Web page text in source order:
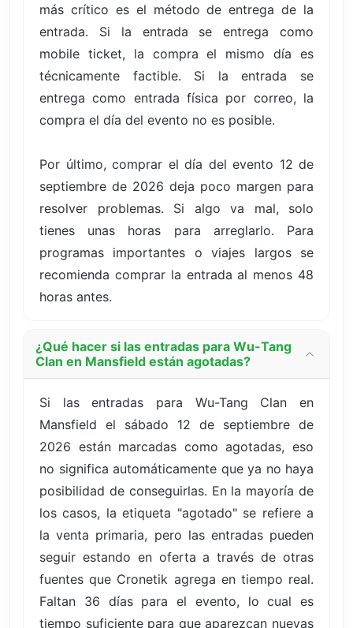
más crítico es el método de entrega de la
entrada. Si la entrada se entrega como
mobile ticket, la compra el mismo día es
técnicamente factible. Si la entrada se
entrega como entrada física por correo, la
compra el día del evento no es posible.
Por último, comprar el día del evento 12 de
septiembre de 2026 deja poco margen para
resolver problemas. Si algo va mal, solo
tienes unas horas para arreglarlo. Para
programas importantes o viajes largos se
recomienda comprar la entrada al menos 48
horas antes.
¿Qué hacer si las entradas para Wu-Tang
Clan en Mansfield están agotadas?
Si las entradas para Wu-Tang Clan en
Mansfield el sábado 12 de septiembre de
2026 están marcadas como agotadas, eso
no significa automáticamente que ya no haya
posibilidad de conseguirlas. En la mayoría de
los casos, la etiqueta "agotado" se refiere a
la venta primaria, pero las entradas pueden
seguir estando en oferta a través de otras
fuentes que Cronetik agrega en tiempo real.
Faltan 36 días para el evento, lo cual es
tiempo suficiente para que aparezcan nuevas